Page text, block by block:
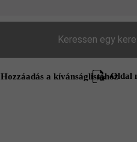
Keressen egy
Hozzáadás a kívánságlistáhozOldal